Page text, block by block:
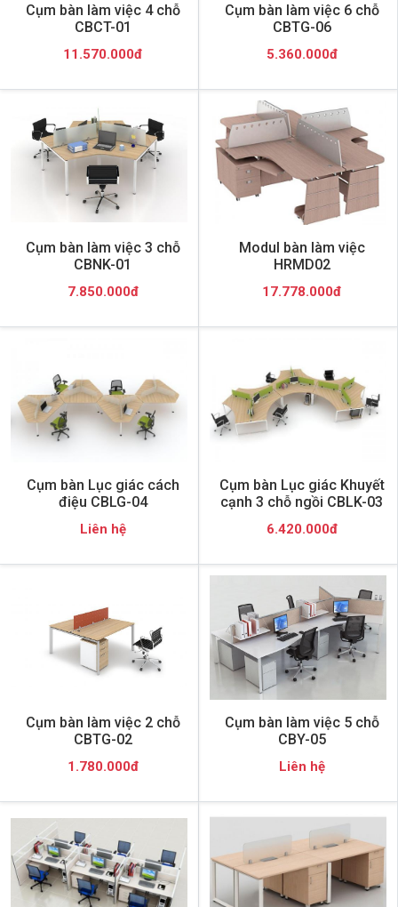
Cụm bàn làm việc 4 chỗ
CBCT-01
11.570.000đ
Cụm bàn làm việc 6 chỗ
CBTG-06
5.360.000đ
Cụm bàn làm việc 3 chỗ
CBNK-01
7.850.000đ
Modul bàn làm việc
HRMD02
17.778.000đ
Cụm bàn Lục giác cách
điệu CBLG-04
Liên hệ
Cụm bàn Lục giác Khuyết
cạnh 3 chỗ ngồi CBLK-03
6.420.000đ
Cụm bàn làm việc 2 chỗ
CBTG-02
1.780.000đ
Cụm bàn làm việc 5 chỗ
CBY-05
Liên hệ